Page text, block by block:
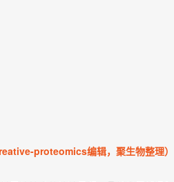
proteomics编辑，聚生物整理）